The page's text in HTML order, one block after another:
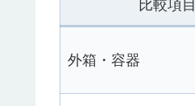
比較項目
外箱・容器